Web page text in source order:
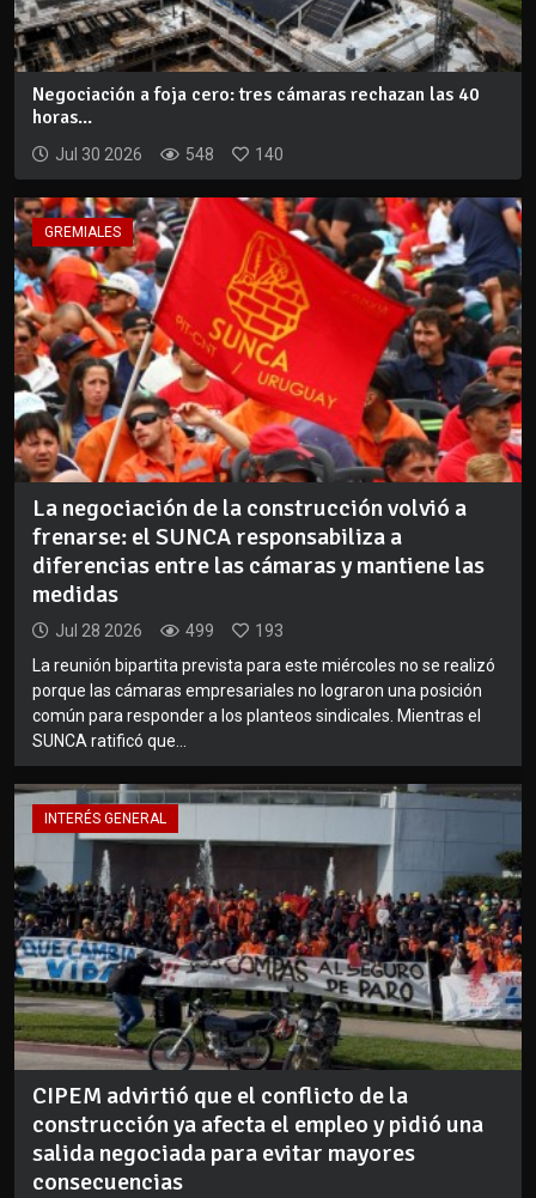
Negociación a foja cero: tres cámaras rechazan las 40
horas...
Jul 30 2026 548 140
GREMIALES
La negociación de la construcción volvió a
frenarse: el SUNCA responsabiliza a
diferencias entre las cámaras y mantiene las
medidas
Jul 28 2026 499
193
La reunión bipartita prevista para este miércoles no se realizó
porque las cámaras empresariales no lograron una posición
común para responder a los planteos sindicales. Mientras el
SUNCA ratificó que...
INTERÉS GENERAL
CIPEM advirtió que el conflicto de la
construcción ya afecta el empleo y pidió una
salida negociada para evitar mayores
consecuencias